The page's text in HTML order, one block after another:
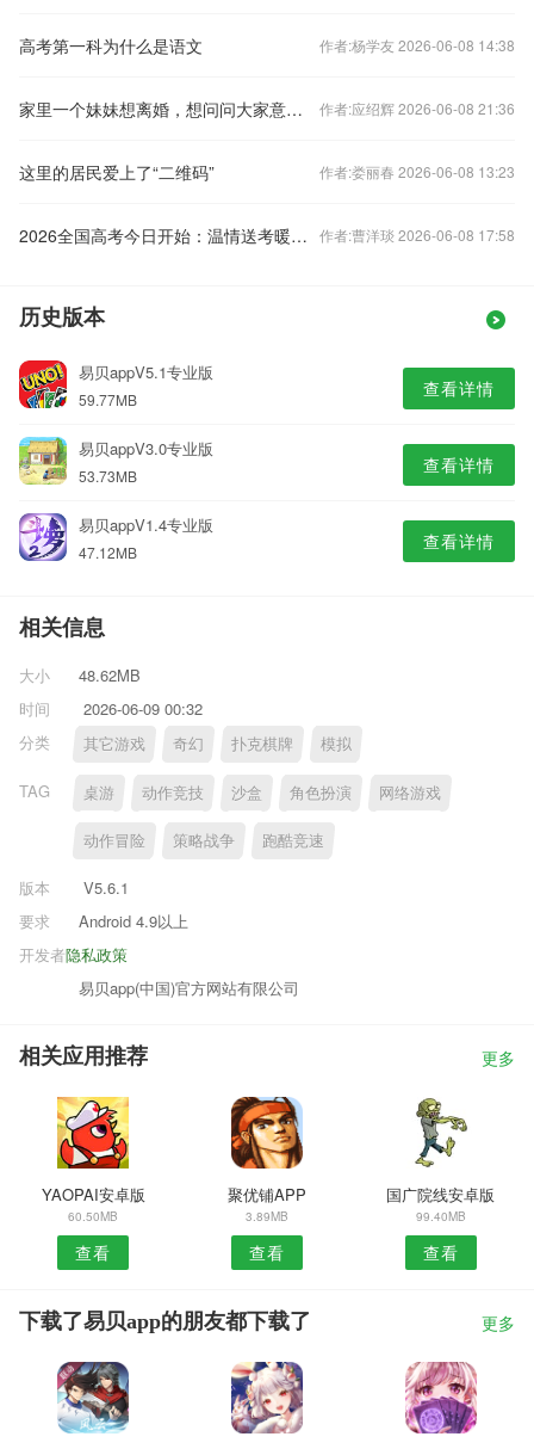
高考第一科为什么是语文 作者:杨学友 2026-06-08 14:38
家里一个妹妹想离婚，想问问大家意见。 作者:应绍辉 2026-06-08 21:36
这里的居民爱上了“二维码” 作者:娄丽春 2026-06-08 13:23
2026全国高考今日开始：温情送考暖心满满 作者:曹洋琰 2026-06-08 17:58
历史版本
易贝appV5.1专业版
59.77MB 查看详情
易贝appV3.0专业版
53.73MB 查看详情
易贝appV1.4专业版
47.12MB 查看详情
相关信息
大小
48.62MB
时间
2026-06-09 00:32
分类
其它游戏 奇幻 扑克棋牌 模拟
TAG 桌游 动作竞技 沙盒 角色扮演 网络游戏
动作冒险 策略战争 跑酷竞速
版本
V5.6.1
要求
Android 4.9以上
隐私政策
开发者
易贝app(中国)官方网站有限公司
相关应用推荐 更多
YAOPAI安卓版
60.50MB
查看
聚优铺APP
3.89MB
查看
国广院线安卓版
99.40MB
查看
下载了易贝app的朋友都下载了 更多